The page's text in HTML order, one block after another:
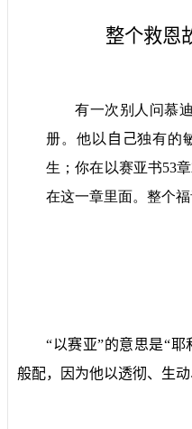
整个救恩
有一次别人问慕
册。他以 自己独有的
生；你在以赛亚书53
在这一章里面。整个福
“以赛亚”的意思是“
般配，因为他以透彻、生